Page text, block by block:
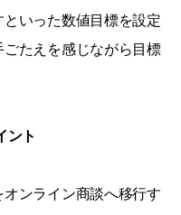
いった数値目標を設定
たえを感じながら目標
ント
ンライン商談へ移行す